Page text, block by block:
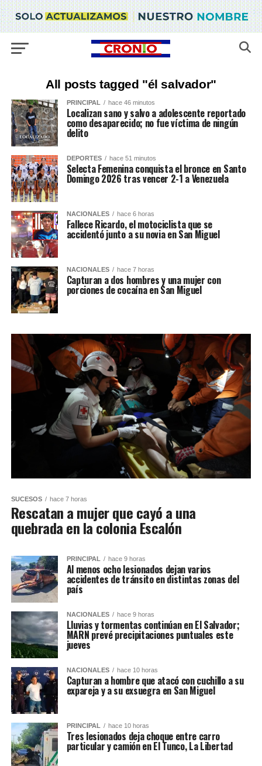
All posts tagged "él salvador"
PRINCIPAL hace 46 minutos
Localizan sano y salvo a adolescente reportado
como desaparecido; no fue víctima de ningún
delito
DEPORTES hace 51 minutos
Selecta Femenina conquista el bronce en Santo
Domingo 2026 tras vencer 2-1 a Venezuela
NACIONALES hace 6 horas
Fallece Ricardo, el motociclista que se
accidentó junto a su novia en San Miguel
NACIONALES hace 7 horas
Capturan a dos hombres y una mujer con
porciones de cocaína en San Miguel
SUCESOS hace 7 horas
Rescatan a mujer que cayó a una
quebrada en la colonia Escalón
PRINCIPAL hace 9 horas
Al menos ocho lesionados dejan varios
accidentes de tránsito en distintas zonas del
país
NACIONALES hace 9 horas
Lluvias y tormentas continúan en El Salvador;
MARN prevé precipitaciones puntuales este
jueves
NACIONALES hace 10 horas
Capturan a hombre que atacó con cuchillo a su
expareja y a su exsuegra en San Miguel
PRINCIPAL hace 10 horas
Tres lesionados deja choque entre carro
particular y camión en El Tunco, La Libertad